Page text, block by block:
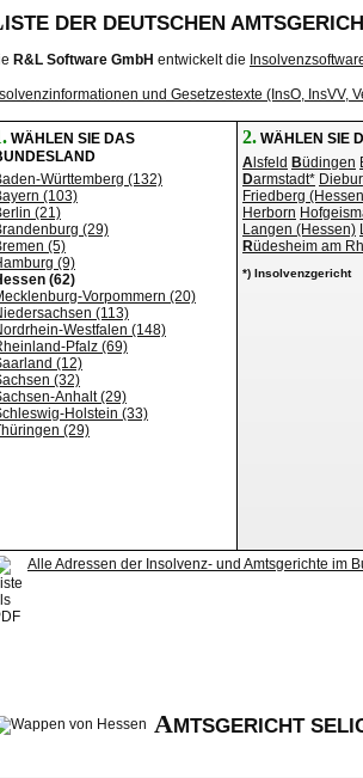
ISTE DER DEUTSCHEN
R&L Software GmbH entwickelt die
und Gesetzestexte (InsO, InsVV,
WÄHLEN SIE DAS
Württemberg (132)
(103)
(21)
(29)
(5)
(9)
(62)
Vorpommern (20)
(113)
Westfalen (148)
Pfalz (69)
(12)
(32)
Anhalt (29)
Holstein (33)
(29)
2. WÄHLEN SIE
A lsfeld Büdingen
Darmstadt*
Friedberg
Herborn
Langen (Hessen)
Rüdesheim am
*) Insolvenzgericht
Alle Adressen der Insolvenz- und Amtsgerichte im
AMTSGERICHT